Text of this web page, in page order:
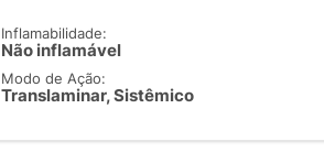
Inflamabilidade:
Não inflamável
Modo de Ação:
Translaminar, Sistêmico